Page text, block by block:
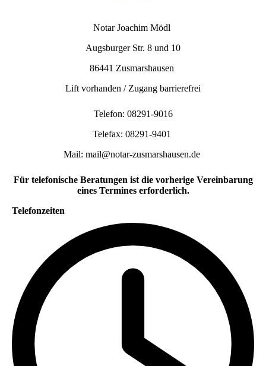
Notar Joachim Mödl
Augsburger Str. 8 und 10
86441 Zusmarshausen
Lift vorhanden / Zugang barrierefrei
Telefon: 08291-9016
Telefax: 08291-9401
Mail: mail@notar-zusmarshausen.de
Für telefonische Beratungen ist die vorherige Vereinbarung
eines Termines erforderlich.
Telefonzeiten